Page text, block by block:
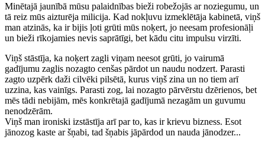
Minētajā jaunībā mūsu palaidnības bieži robežojās ar noziegumu, un
tā reiz mūs aizturēja milicija. Kad nokļuvu izmeklētāja kabinetā, viņš
man atzinās, ka ir bijis ļoti grūti mūs noķert, jo neesam profesionāļi
un bieži rīkojamies nevis saprātīgi, bet kādu citu impulsu virzīti.
Viņš stāstīja, ka noķert zagli viņam neesot grūti, jo vairumā
gadījumu zaglis nozagto cenšas pārdot un naudu nodzert. Parasti
zagto uzpērk daži cilvēki pilsētā, kurus viņš zina un no tiem arī
uzzina, kas vainīgs. Parasti zog, lai nozagto pārvērstu dzērienos, bet
mēs tādi nebijām, mēs konkrētajā gadījumā nezagām un guvumu
nenodzērām.
Viņš man ironiski izstāstīja arī par to, kas ir krievu bizness. Esot
jānozog kaste ar šņabi, tad šņabis jāpārdod un nauda jānodzer...